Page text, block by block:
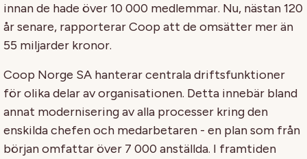
innan de hade över 10 000 medlemmar. Nu, nästan 120
år senare, rapporterar Coop att de omsätter mer än
55 miljarder kronor.
Coop Norge SA hanterar centrala driftsfunktioner
för olika delar av organisationen. Detta innebär bland
annat modernisering av alla processer kring den
enskilda chefen och medarbetaren - en plan som från
början omfattar över 7 000 anställda. I framtiden